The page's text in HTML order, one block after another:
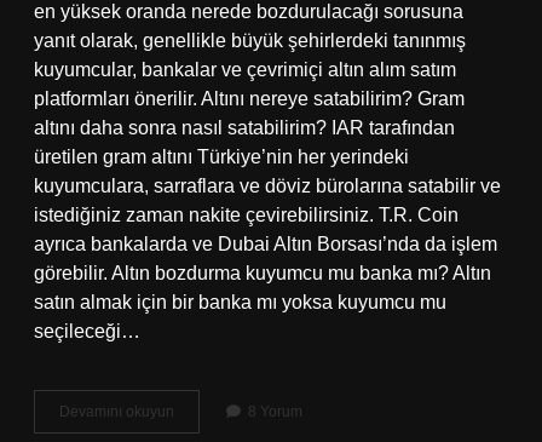
en yüksek oranda nerede bozdurulacağı sorusuna
yanıt olarak, genellikle büyük şehirlerdeki tanınmış
kuyumcular, bankalar ve çevrimiçi altın alım satım
platformları önerilir. Altını nereye satabilirim? Gram
altını daha sonra nasıl satabilirim? IAR tarafından
üretilen gram altını Türkiye’nin her yerindeki
kuyumculara, sarraflara ve döviz bürolarına satabilir ve
istediğiniz zaman nakite çevirebilirsiniz. T.R. Coin
ayrıca bankalarda ve Dubai Altın Borsası’nda da işlem
görebilir. Altın bozdurma kuyumcu mu banka mı? Altın
satın almak için bir banka mı yoksa kuyumcu mu
seçileceği…
Devamını okuyun
Takı
8 Yorum